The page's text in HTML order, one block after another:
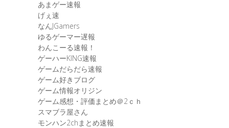
あまゲー速報
げぇ速
なんJGamers
ゆるゲーマー遅報
わんこーる速報！
ゲーハーKING速報
ゲームだらだら速報
ゲーム好きブログ
ゲーム情報オリジン
ゲーム感想・評価まとめ＠2ｃｈ
スマブラ屋さん
モンハン2chまとめ速報